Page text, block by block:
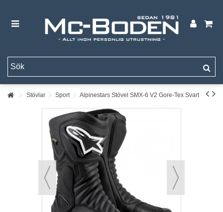
Stövlar Sport Alpinestars Stövel SMX-6 V2 Gore-Tex Svart